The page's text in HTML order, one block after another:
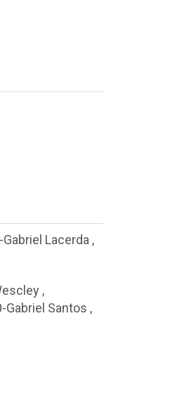
Gabriel Lacerda ,
,
Gabriel Santos ,